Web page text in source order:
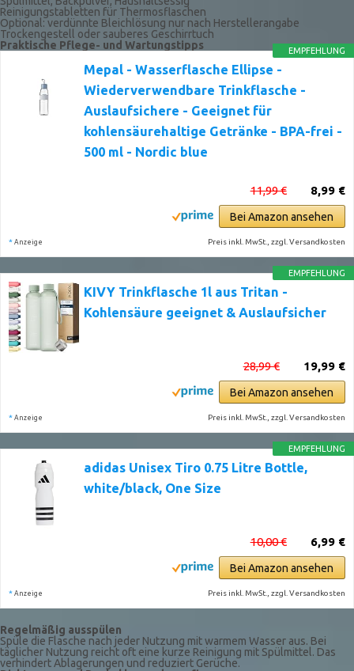
Reinigungstabletten für Thermosflaschen
Optional: verdünnte Bleichlösung nur nach Herstellerangabe
Trockengestell oder sauberes Geschirrtuch
Praktische Pflege- und Wartungstipps
EMPFEHLUNG
Mepal - Wasserflasche Ellipse -
Wiederverwendbare Trinkflasche -
Auslaufsichere - Geeignet für
kohlensäurehaltige Getränke - BPA-frei -
500 ml - Nordic blue
8,99 €
11,99 €
Bei Amazon ansehen
* Anzeige Preis inkl. MwSt., zzgl. Versandkosten
EMPFEHLUNG
KIVY Trinkflasche 1l aus Tritan -
Kohlensäure geeignet & Auslaufsicher
19,99 €
28,99 €
Bei Amazon ansehen
* Anzeige Preis inkl. MwSt., zzgl. Versandkosten
EMPFEHLUNG
adidas Unisex Tiro 0.75 Litre Bottle,
white/black, One Size
6,99 €
10,00 €
Bei Amazon ansehen
* Anzeige Preis inkl. MwSt., zzgl. Versandkosten
Regelmäßig ausspülen
Spüle die Flasche nach jeder Nutzung mit warmem Wasser aus. Bei
täglicher Nutzung reicht oft eine kurze Reinigung mit Spülmittel. Das
verhindert Ablagerungen und reduziert Gerüche.